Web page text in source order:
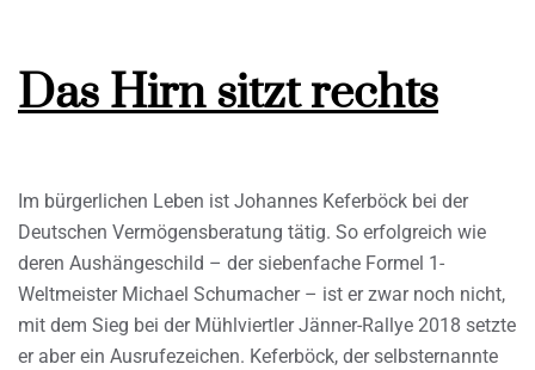
Das Hirn sitzt rechts
Im bürgerlichen Leben ist Johannes Keferböck bei der
Deutschen Vermögensberatung tätig. So erfolgreich wie
deren Aushängeschild – der siebenfache Formel 1-
Weltmeister Michael Schumacher – ist er zwar noch nicht,
mit dem Sieg bei der Mühlviertler Jänner-Rallye 2018 setzte
er aber ein Ausrufezeichen. Keferböck, der selbsternannte